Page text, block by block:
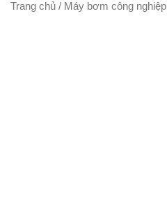
Trang chủ / Máy bơm công nghiệp